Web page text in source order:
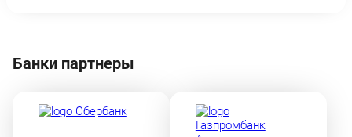
Банки партнеры